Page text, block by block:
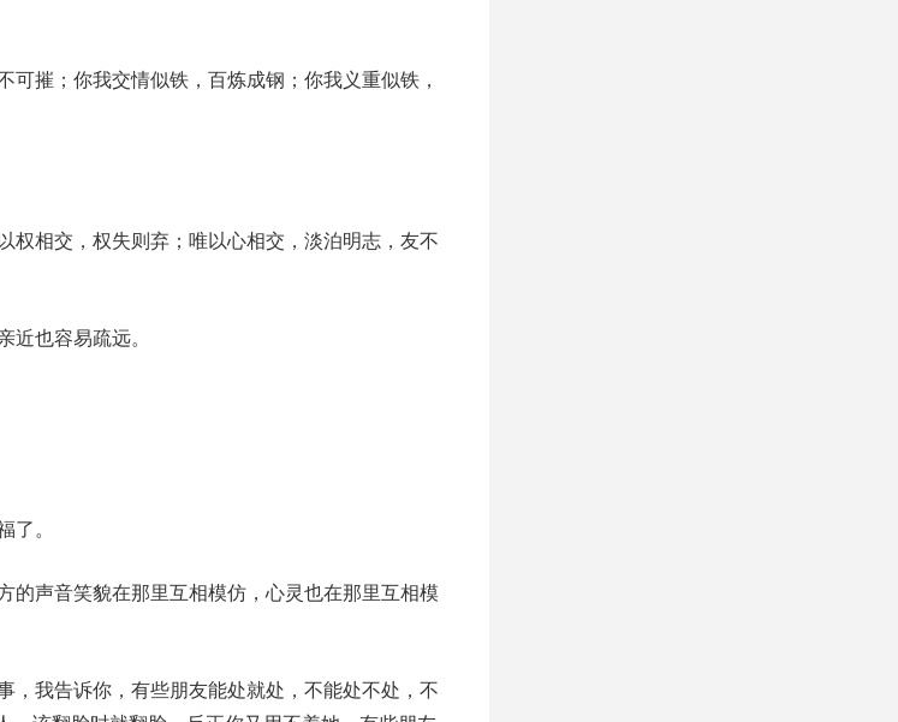
摧；你我交情似铁，百炼成钢；你我义重似铁，
权相交，权失则弃；唯以心相交，淡泊明志，友不
也容易疏远。
。
声音笑貌在那里互相模仿，心灵也在那里互相模
我告诉你，有些朋友能处就处，不能处不处，不